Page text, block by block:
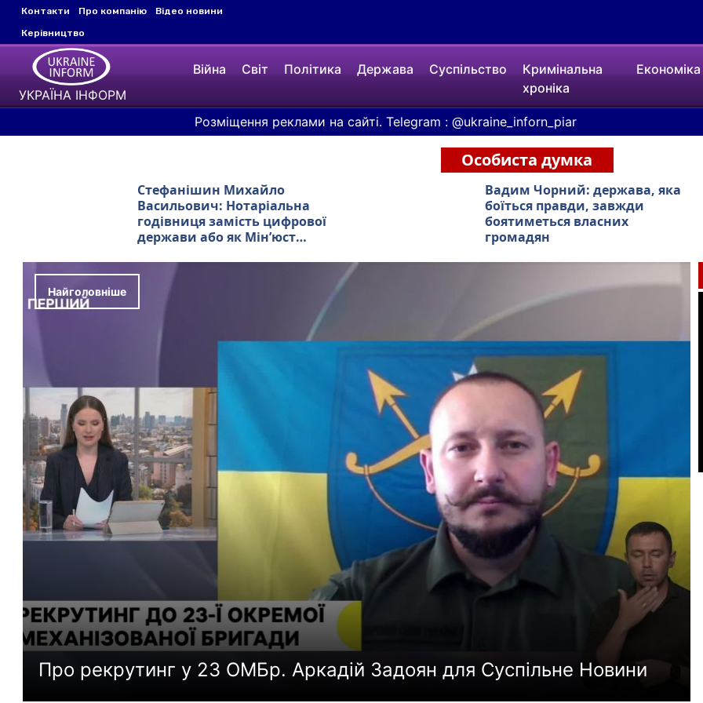
Контакти Про компанію
Відео новини
Керівництво
УКРАЇНА ІНФОРМ
Війна Світ Політика Держава Суспільство
Кримінальна
хроніка
Економіка
Розміщення реклами на сайті. Telegram :@ukraine_inforn_piar
Особиста думка
Стефанішин Михайло
Васильович: Нотаріальна
годівниця замість цифрової
держави або як Мін’юст
партії, профспілки та ГО на
паперовому гачку
Вадим Чорний: держава, яка
боїться правди, завжди
боятиметься власних
громадян
Найголовніше
Про рекрутинг у 23 ОМБр. Аркадій Задоян для Суспільне Новини